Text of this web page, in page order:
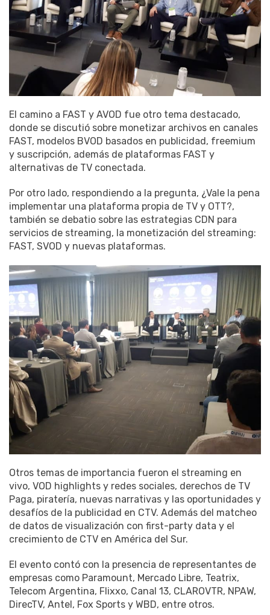
El camino a FAST y AVOD fue otro tema destacado,
donde se discutió sobre monetizar archivos en canales
FAST, modelos BVOD basados ​​en publicidad, freemium
y suscripción, además de plataformas FAST y
alternativas de TV conectada.
Por otro lado, respondiendo a la pregunta, ¿Vale la pena
implementar una plataforma propia de TV y OTT?,
también se debatio sobre las estrategias CDN para
servicios de streaming, la monetización del streaming:
FAST, SVOD y nuevas plataformas.
Otros temas de importancia fueron el streaming en
vivo, VOD highlights y redes sociales, derechos de TV
Paga, piratería, nuevas narrativas y las oportunidades y
desafíos de la publicidad en CTV. Además del matcheo
de datos de visualización con first-party data y el
crecimiento de CTV en América del Sur.
El evento contó con la presencia de representantes de
empresas como Paramount, Mercado Libre, Teatrix,
Telecom Argentina, Flixxo, Canal 13, CLAROVTR, NPAW,
DirecTV, Antel, Fox Sports y WBD, entre otros.